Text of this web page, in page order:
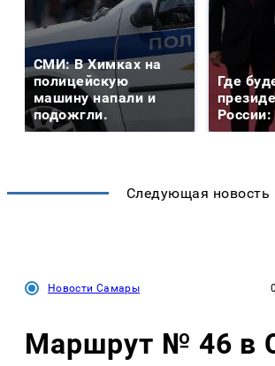
СМИ: В Химках на
полицейскую
машину напали и
подожгли.
Где
Следующая новость
Новости Самары
Маршрут № 46 в